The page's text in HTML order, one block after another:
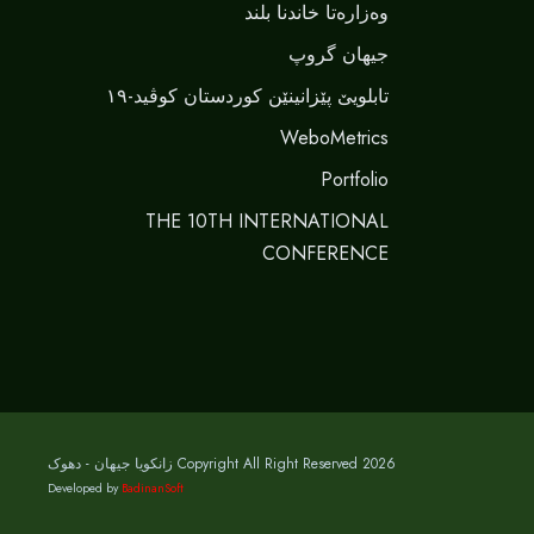
وەزارەتا خاندنا بلند
جیهان گروپ
تابلویێ پێزانینێن کوردستان کوڤید-١٩
WeboMetrics
Portfolio
THE 10TH INTERNATIONAL
CONFERENCE
Copyright All Right Reserved 2026 زانکویا جیهان - دهوک
Developed by BadinanSoft